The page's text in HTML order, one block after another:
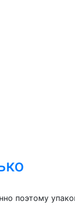
поэтому